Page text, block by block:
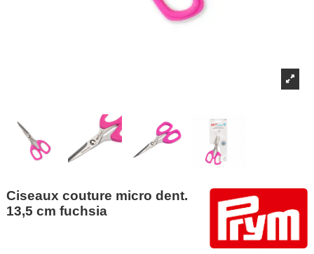
Ciseaux couture micro dent.
13,5 cm fuchsia